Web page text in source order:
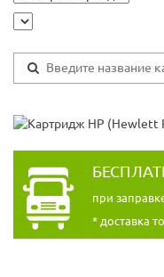
при
* доставка